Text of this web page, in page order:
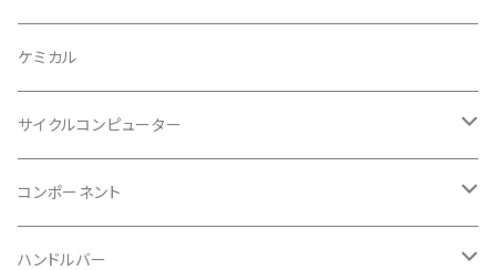
BAZOOKA/バズーカ
BBB/ビービービー
BELL/ベル
BIKEHAND/バイクハンド
上下セット
グローブ
指切り
フルフィンガー
ソックス
シューズカバー
フルフェイス
キッズ
ロード
グラベル
マウンテンバイク
フラットペダル用
インソール
ケミカル
サイクルコンピューター
ヘッドユニット
センサー
コンポーネント
カセットスプロケット
ハンドルバー